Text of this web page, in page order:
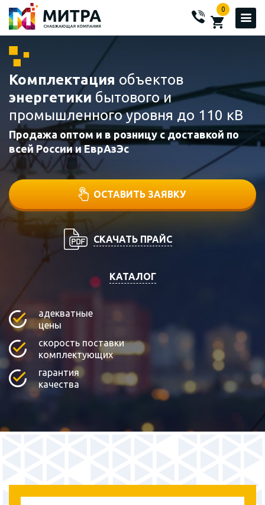
0
Комплектация объектов
энергетики бытового и
промышленного уровня до 110 кВ
Продажа оптом и в розницу с доставкой по
всей России и ЕврАзЭс
ОСТАВИТЬ ЗАЯВКУ
СКАЧАТЬ ПРАЙС
КАТАЛОГ
адекватные
цены
скорость поставки
комплектующих
гарантия
качества